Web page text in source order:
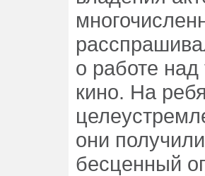
о работе
кино. На
они
бесценный